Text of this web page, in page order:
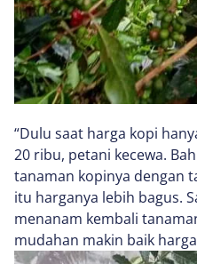
“Dulu saat harga kopi
20 ribu, petani kecewa.
tanaman kopinya dengan
itu harganya lebih bagus.
menanam kembali
mudahan makin baik